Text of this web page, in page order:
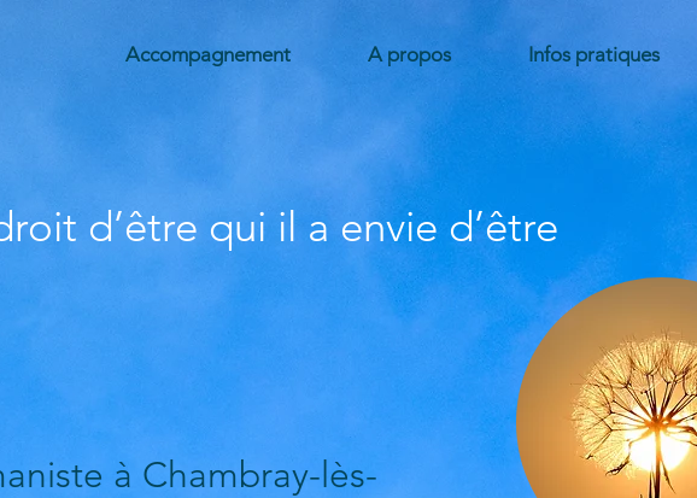
Accompagnement A propos Infos pratiques
d’être qui il a envie d’être
à Chambray-lès-